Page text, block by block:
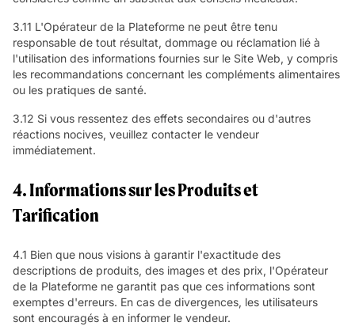
3.11 L'Opérateur de la Plateforme ne peut être tenu
responsable de tout résultat, dommage ou réclamation lié à
l'utilisation des informations fournies sur le Site Web, y compris
les recommandations concernant les compléments alimentaires
ou les pratiques de santé.
3.12 Si vous ressentez des effets secondaires ou d'autres
réactions nocives, veuillez contacter le vendeur
immédiatement.
4. Informations sur les Produits et
Tarification
4.1 Bien que nous visions à garantir l'exactitude des
descriptions de produits, des images et des prix, l'Opérateur
de la Plateforme ne garantit pas que ces informations sont
exemptes d'erreurs. En cas de divergences, les utilisateurs
sont encouragés à en informer le vendeur.